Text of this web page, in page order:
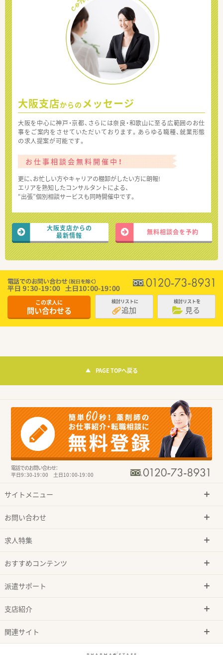
大阪支店からの メッセージ
大阪を中心に神戸・京都、さらには奈良・和歌山に至る広範囲のお仕
事をご案内をさせていただいております。あらゆる職種、就業形態
の求人提案が可能です。
お仕事相談会無料開催中！
更に、お忙しい方やキャリアの棚卸がしたい方に朗報!
エリアを熟知したコンサルタントによる、
“出張”個別相談サービスも同時開催中です。
大阪支店からの
最新情報
無料相談会を予約
この求人に
問い合わせる
検討リストに
追加
検討リストを
見る
PAGE TOPへ戻る
電話でのお問い合わせ：
平日9：30-19：00 土日10：00-19：00
サイトメニュー
お問い合わせ
求人特集
おすすめコンテンツ
派遣サポート
支店紹介
関連サイト